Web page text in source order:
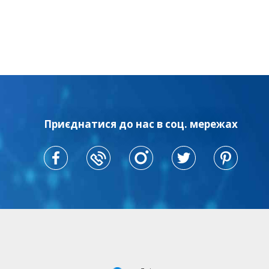
Приєднатися до нас в соц. мережах